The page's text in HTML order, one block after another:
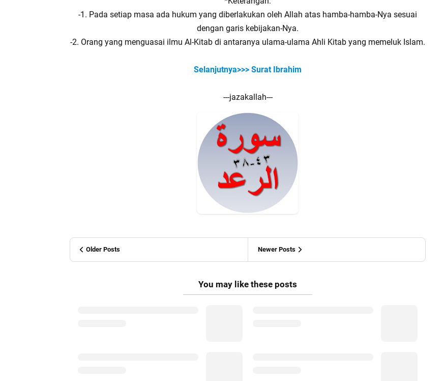
-1. Pada setiap masa ada hukum yang diberlakukan oleh Allah atas hamba-hamba-Nya sesuai
dengan garis kebijakan-Nya.
-2. Orang yang menguasai ilmu Al-Kitab di antaranya ulama-ulama Ahli Kitab yang memeluk Islam.
Selanjutnya>>> Surat Ibrahim
---jazakallah---
Older Posts Newer Posts
You may like these posts